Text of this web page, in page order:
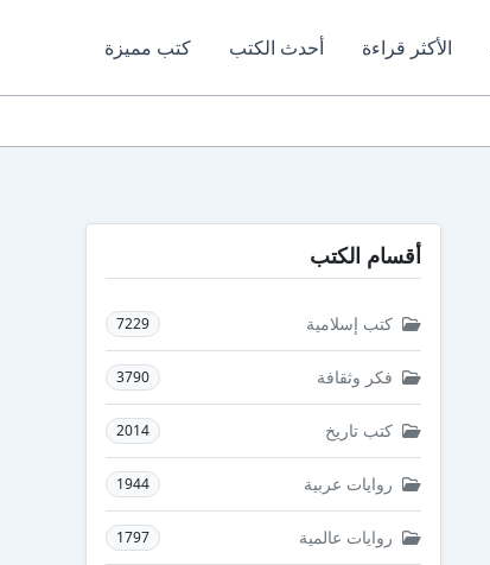
الأكثر قراءة أحدث الكتب كتب مميزة
أقسام الكتب
كتب إسلامية 7229
فكر وثقافة 3790
كتب تاريخ 2014
روايات عربية 1944
روايات عالمية 1797